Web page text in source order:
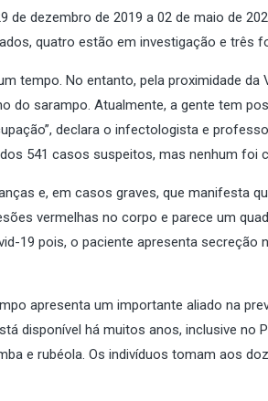
de dezembro de 2019 a 02 de maio de
quatro estão em investigação e três
tempo. No entanto, pela proximidade
do sarampo. Atualmente, a gente tem
declara o infectologista e
541 casos suspeitos, mas nenhum foi
e, em casos graves, que manifesta
vermelhas no corpo e parece um
19 pois, o paciente apresenta secreção
apresenta um importante aliado na
disponível há muitos anos, inclusive no
e rubéola. Os indivíduos tomam aos